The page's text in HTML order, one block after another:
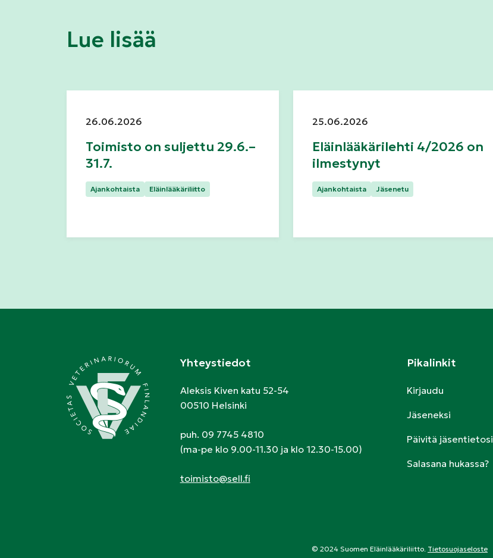
Lue lisää
Julkaistu:
26.06.2026
Toimisto on suljettu 29.6.–
31.7.
Kategoriat:
Ajankohtaista Eläinlääkäriliitto
Julkaistu:
25.06.2026
Eläinlääkärilehti 4/2026 on
ilmestynyt
Kategoriat:
Ajankohtaista Jäsenetu
Yhteystiedot
Aleksis Kiven katu 52-54
00510 Helsinki
puh. 09 7745 4810
(ma-pe klo 9.00-11.30 ja klo 12.30-15.00)
toimisto@sell.fi
Pikalinkit
Kirjaudu
Jäseneksi
Päivitä jäsentietosi
Salasana hukassa?
© 2024 Suomen Eläinlääkäriliitto. Tietosuojaseloste